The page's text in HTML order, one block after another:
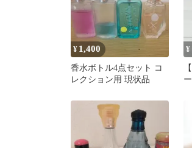
¥ 1,400
香水ボトル4点セット コ
レクション用 現状品
¥